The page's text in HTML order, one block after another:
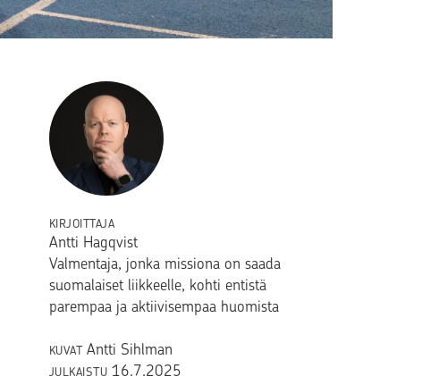
KIRJOITTAJA
Antti Hagqvist
Valmentaja, jonka missiona on saada
suomalaiset liikkeelle, kohti entistä
parempaa ja aktiivisempaa huomista
KUVAT Antti Sihlman
JULKAISTU 16.7.2025